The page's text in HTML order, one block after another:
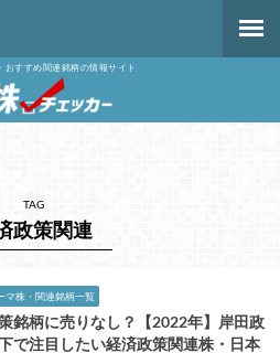
おすすめ関連銘柄の情報サイト
TAG
政策関連
マ株・関連銘柄一覧
銘柄に売りなし？【2022年】岸田政
で注目したい経済政策関連株・日本